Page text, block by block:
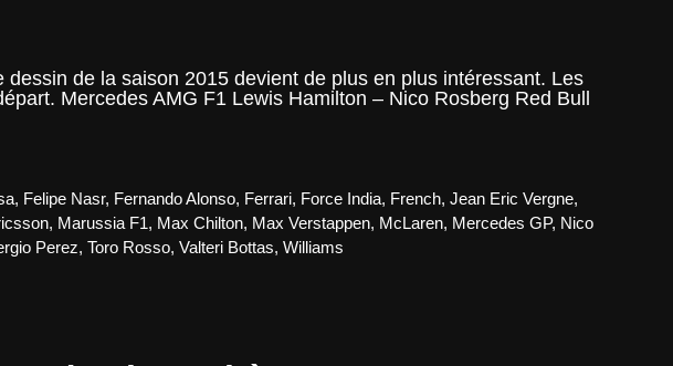
de la saison 2015 devient de plus en plus intéressant. Les
Mercedes AMG F1 Lewis Hamilton – Nico Rosberg Red Bull
, Felipe Nasr, Fernando Alonso, Ferrari, Force India, French,Jean Eric Vergne,
, Marussia F1, Max Chilton, Max Verstappen, McLaren, Mercedes GP, Nico
Perez, Toro Rosso, Valteri Bottas, Williams